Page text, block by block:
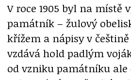
V roce 1905 byl na místě
památník – žulový
křížem a nápisy v
vzdává hold padlým
od vzniku památníku ale